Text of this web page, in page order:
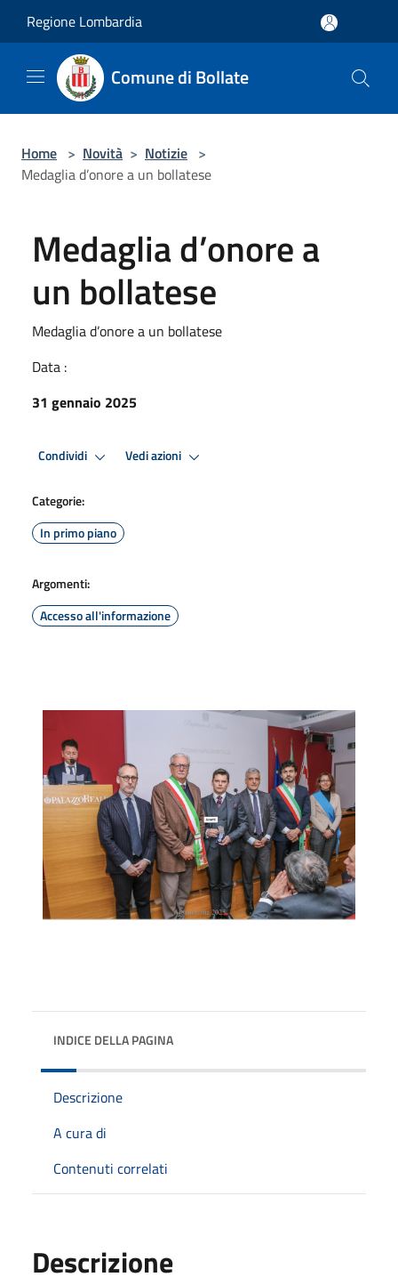
Regione Lombardia
Comune di Bollate
Home > Novità > Notizie >
Medaglia d’onore a un bollatese
Medaglia d’onore a
un bollatese
Medaglia d’onore a un bollatese
Data :
31 gennaio 2025
Condividi Vedi azioni
Categorie:
In primo piano
Argomenti:
Accesso all'informazione
INDICE DELLA PAGINA
Descrizione
A cura di
Contenuti correlati
Descrizione